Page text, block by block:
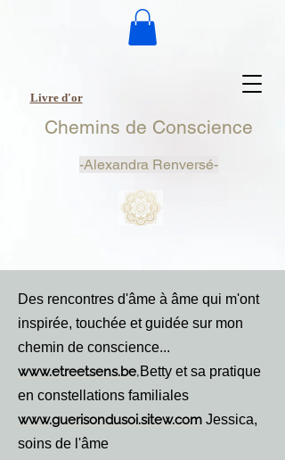
Chemins de Conscience
-Alexandra Renversé-
Livre d'or
Des rencontres d'âme à âme qui m'ont
inspirée, touchée et guidée sur mon
chemin de conscience...
www.etreetsens.be,Betty et sa pratique
en constellations familiales
www.guerisondusoi.sitew.com Jessica,
soins de l'âme